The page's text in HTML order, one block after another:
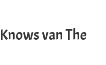
van The